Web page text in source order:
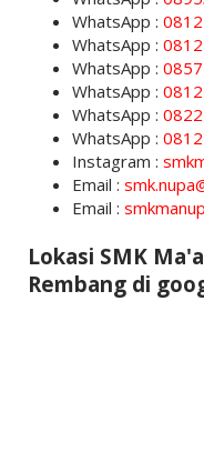
WhatsApp :
WhatsApp :
WhatsApp :
WhatsApp :
WhatsApp :
WhatsApp :
Instagram :
Email :
Email :
Lokasi SMK
Rembang di